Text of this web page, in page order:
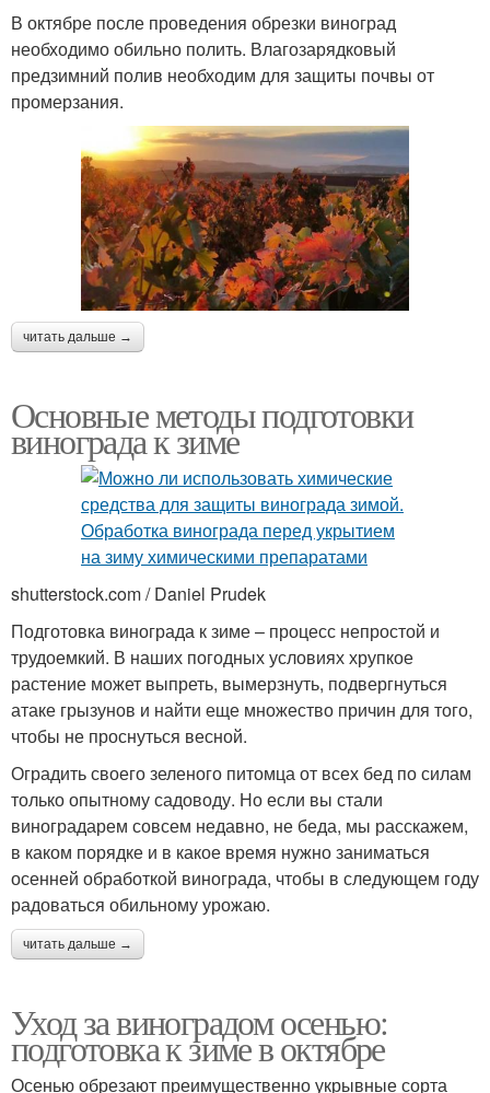
В октябре после проведения обрезки виноград
необходимо обильно полить. Влагозарядковый
предзимний полив необходим для защиты почвы от
промерзания.
читать дальше →
Основные методы подготовки
винограда к зиме
shutterstock.com / Daniel Prudek
Подготовка винограда к зиме – процесс непростой и
трудоемкий. В наших погодных условиях хрупкое
растение может выпреть, вымерзнуть, подвергнуться
атаке грызунов и найти еще множество причин для того,
чтобы не проснуться весной.
Оградить своего зеленого питомца от всех бед по силам
только опытному садоводу. Но если вы стали
виноградарем совсем недавно, не беда, мы расскажем,
в каком порядке и в какое время нужно заниматься
осенней обработкой винограда, чтобы в следующем году
радоваться обильному урожаю.
читать дальше →
Уход за виноградом осенью:
подготовка к зиме в октябре
Осенью обрезают преимущественно укрывные сорта